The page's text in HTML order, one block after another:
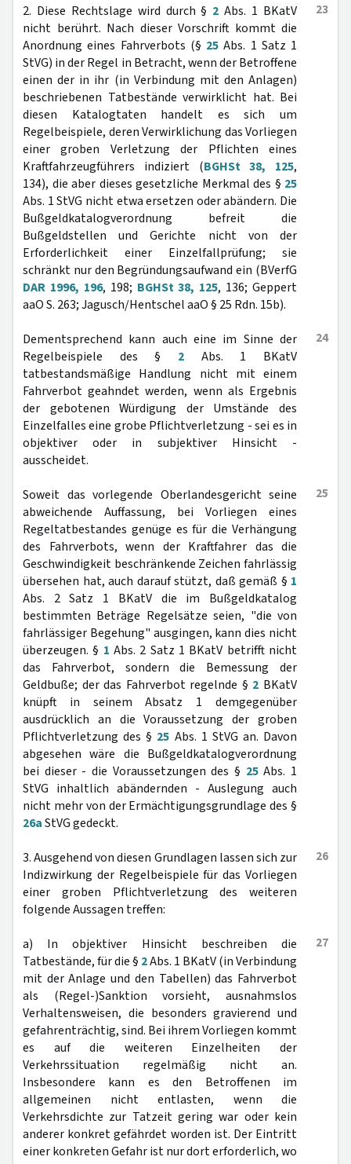
23
2. Diese Rechtslage wird durch § 2 Abs. 1 BKatV
nicht berührt. Nach dieser Vorschrift kommt die
Anordnung eines Fahrverbots (§ 25 Abs. 1 Satz 1
StVG) in der Regel in Betracht, wenn der Betroffene
einen der in ihr (in Verbindung mit den Anlagen)
beschriebenen Tatbestände verwirklicht hat. Bei
diesen Katalogtaten handelt es sich um
Regelbeispiele, deren Verwirklichung das Vorliegen
einer groben Verletzung der Pflichten eines
Kraftfahrzeugführers indiziert (BGHSt 38, 125,
134), die aber dieses gesetzliche Merkmal des § 25
Abs. 1 StVG nicht etwa ersetzen oder abändern. Die
Bußgeldkatalogverordnung befreit die
Bußgeldstellen und Gerichte nicht von der
Erforderlichkeit einer Einzelfallprüfung; sie
schränkt nur den Begründungsaufwand ein (BVerfG
DAR 1996, 196, 198; BGHSt 38, 125, 136; Geppert
aaO S. 263; Jagusch/Hentschel aaO § 25 Rdn. 15b).
24
Dementsprechend kann auch eine im Sinne der
Regelbeispiele des § 2 Abs. 1 BKatV
tatbestandsmäßige Handlung nicht mit einem
Fahrverbot geahndet werden, wenn als Ergebnis
der gebotenen Würdigung der Umstände des
Einzelfalles eine grobe Pflichtverletzung - sei es in
objektiver oder in subjektiver Hinsicht -
ausscheidet.
25
Soweit das vorlegende Oberlandesgericht seine
abweichende Auffassung, bei Vorliegen eines
Regeltatbestandes genüge es für die Verhängung
des Fahrverbots, wenn der Kraftfahrer das die
Geschwindigkeit beschränkende Zeichen fahrlässig
übersehen hat, auch darauf stützt, daß gemäß § 1
Abs. 2 Satz 1 BKatV die im Bußgeldkatalog
bestimmten Beträge Regelsätze seien, "die von
fahrlässiger Begehung" ausgingen, kann dies nicht
überzeugen. § 1 Abs. 2 Satz 1 BKatV betrifft nicht
das Fahrverbot, sondern die Bemessung der
Geldbuße; der das Fahrverbot regelnde § 2 BKatV
knüpft in seinem Absatz 1 demgegenüber
ausdrücklich an die Voraussetzung der groben
Pflichtverletzung des § 25 Abs. 1 StVG an. Davon
abgesehen wäre die Bußgeldkatalogverordnung
bei dieser - die Voraussetzungen des § 25Abs. 1
StVG inhaltlich abändernden - Auslegung auch
nicht mehr von der Ermächtigungsgrundlage des §
26aStVG gedeckt.
26
3. Ausgehend von diesen Grundlagen lassen sich zur
Indizwirkung der Regelbeispiele für das Vorliegen
einer groben Pflichtverletzung des weiteren
folgende Aussagen treffen:
27
a) In objektiver Hinsicht beschreiben die
Tatbestände, für die § 2Abs. 1 BKatV (in Verbindung
mit der Anlage und den Tabellen) das Fahrverbot
als (Regel-)Sanktion vorsieht, ausnahmslos
Verhaltensweisen, die besonders gravierend und
gefahrenträchtig, sind. Bei ihrem Vorliegen kommt
es auf die weiteren Einzelheiten der
Verkehrssituation regelmäßig nicht an.
Insbesondere kann es den Betroffenen im
allgemeinen nicht entlasten, wenn die
Verkehrsdichte zur Tatzeit gering war oder kein
anderer konkret gefährdet worden ist. Der Eintritt
einer konkreten Gefahr ist nur dort erforderlich, wo